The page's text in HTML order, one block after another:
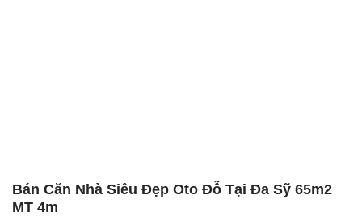
Bán Căn Nhà Siêu Đẹp Oto Đỗ Tại Đa Sỹ 65m2
MT 4m